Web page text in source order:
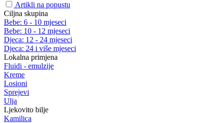
Artikli na popustu
Ciljna skupina
Bebe: 6 - 10 mjeseci
Bebe: 10 - 12 mjeseci
Djeca: 12 - 24 mjeseci
Djeca: 24 i više mjeseci
Lokalna primjena
Fluidi - emulzije
Kreme
Losioni
Sprejevi
Ulja
Ljekovito bilje
Kamilica